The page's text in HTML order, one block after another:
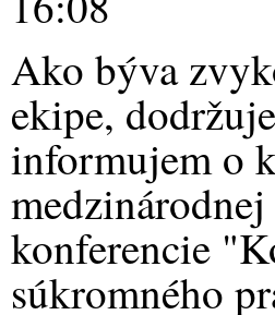
Ako býva
ekipe,
informujem o
konferencie
súkromného